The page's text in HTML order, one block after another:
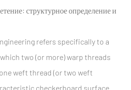
структурное определение и
refers specifically to a
two (or more) warp threads
weft thread (or two weft
checkerboard surface